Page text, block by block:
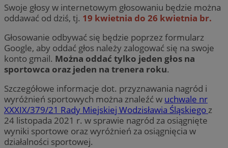
Swoje głosy w internetowym głosowaniu będzie można
oddawać od dziś, tj. 19 kwietnia do 26 kwietnia br.
Głosowanie odbywać się będzie poprzez formularz
Google, aby oddać głos należy zalogować się na swoje
konto gmail. Można oddać tylko jeden głos na
sportowca oraz jeden na trenera roku.
Szczegółowe informacje dot. przyznawania nagród i
wyróżnień sportowych można znaleźć w uchwale nr
XXXIX/379/21 Rady Miejskiej Wodzisławia Śląskiegoz
24 listopada 2021 r. w sprawie nagród za osiągnięte
wyniki sportowe oraz wyróżnień za osiągnięcia w
działalności sportowej.